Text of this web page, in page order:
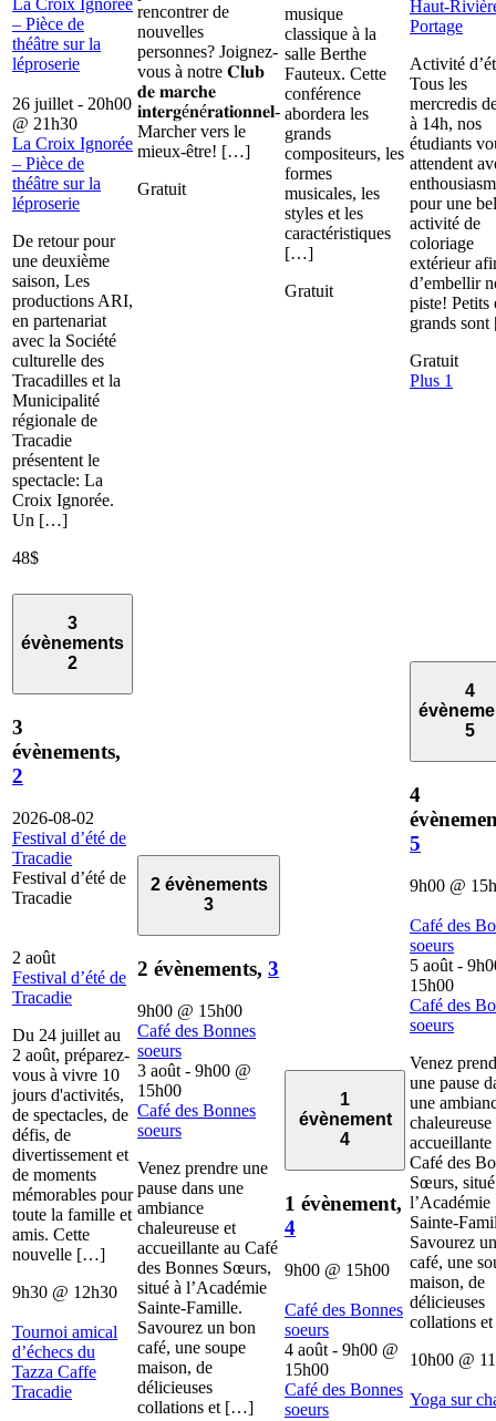
La Croix Ignorée
– Pièce de
théâtre sur la
léproserie
26 juillet - 20h00
@ 21h30
La Croix Ignorée
– Pièce de
théâtre sur la
léproserie
De retour pour
une deuxième
saison, Les
productions ARI,
en partenariat
avec la Société
culturelle des
Tracadilles et la
Municipalité
régionale de
Tracadie
présentent le
spectacle: La
Croix Ignorée.
Un […]
48$
rencontrer de
nouvelles
personnes? Joignez-
vous à notre 𝐂𝐥𝐮𝐛
𝐝𝐞 𝐦𝐚𝐫𝐜𝐡𝐞
𝐢𝐧𝐭𝐞𝐫𝐠é𝐧é𝐫𝐚𝐭𝐢𝐨𝐧𝐧𝐞𝐥-
Marcher vers le
mieux-être! […]
Gratuit
musique
classique à la
salle Berthe
Fauteux. Cette
conférence
abordera les
grands
compositeurs, les
formes
musicales, les
styles et les
caractéristiques
[…]
Gratuit
Haut-
Portage
Activité
Tous les
mercredis
à 14h, nos
étudiants
attendent
pour une
activité de
coloriage
extérieur
d’embellir
piste! Petits
grands
Gratuit
Plus 1
3
évènements
2
3
évènements,
2
2026-08-02
Festival d’été de
Tracadie
Festival d’été de
Tracadie
2 août
Festival d’été de
Tracadie
Du 24 juillet au
2 août, préparez-
vous à vivre 10
jours d'activités,
de spectacles, de
défis, de
divertissement et
de moments
mémorables pour
toute la famille et
amis. Cette
nouvelle […]
9h30 @ 12h30
Tournoi amical
d’échecs du
Tazza Caffe
Tracadie
2 évènements
3
2 évènements, 3
9h00 @ 15h00
Café des Bonnes
soeurs
3 août - 9h00 @
15h00
Café des Bonnes
soeurs
Venez prendre une
pause dans une
ambiance
chaleureuse et
accueillante au Café
des Bonnes Sœurs,
situé à l’Académie
Sainte-Famille.
Savourez un bon
café, une soupe
maison, de
délicieuses
collations et […]
1
évènement
4
1 évènement,
4
9h00 @ 15h00
Café des Bonnes
soeurs
4 août - 9h00 @
15h00
Café des Bonnes
soeurs
4
5
4
5
9h00 @
Café des
soeurs
5 août -
15h00
Café des
soeurs
Venez
une pause
une
chaleureuse
accueillante
Café des
Sœurs,
l’Académie
Sainte-
Savourez
café, une
maison, de
délicieuses
collations
10h00 @
Yoga sur